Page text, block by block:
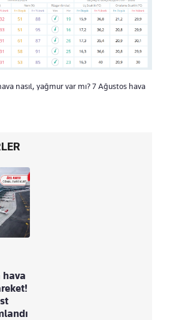
nasıl, yağmur var mı? 7 Ağustos hava
hava